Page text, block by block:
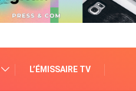
L’ÉMISSAIRE TV